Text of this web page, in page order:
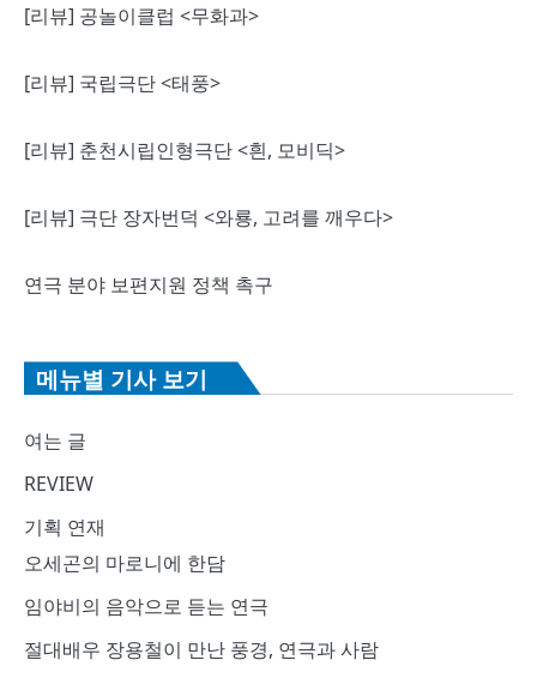
[리뷰] 공놀이클럽 <무화과>
[리뷰] 국립극단 <태풍>
[리뷰] 춘천시립인형극단 <흰, 모비딕>
[리뷰] 극단 장자번덕 <와룡, 고려를 깨우다>
연극 분야 보편지원 정책 촉구
메뉴별 기사 보기
여는 글
REVIEW
기획 연재
오세곤의 마로니에 한담
임야비의 음악으로 듣는 연극
절대배우 장용철이 만난 풍경, 연극과 사람